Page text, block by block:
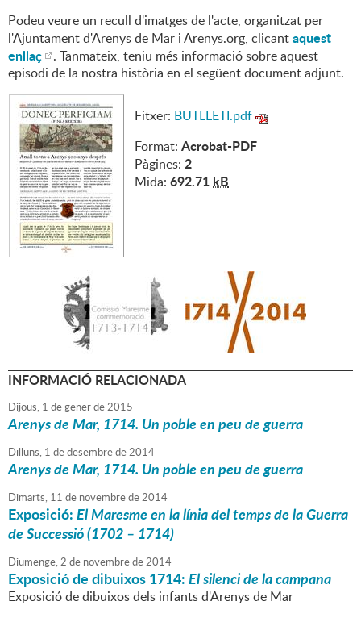
Podeu veure un recull d'imatges de l'acte, organitzat per
l'Ajuntament d'Arenys de Mar i Arenys.org, clicantaquest
enllaç
. Tanmateix, teniu més informació sobre aquest
episodi de la nostra història en el següent document adjunt.
Fitxer: BUTLLETI.pdf
Format: Acrobat-PDF
Pàgines: 2
Mida: 692.71 kB
INFORMACIÓ RELACIONADA
Dijous, 1 degenerde2015
Arenys de Mar, 1714. Un poble en peu de guerra
Dilluns, 1 dedesembrede2014
Arenys de Mar, 1714. Un poble en peu de guerra
Dimarts, 11 de novembrede2014
Exposició:El Maresme en la línia del temps de la Guerra
de Successió (1702 – 1714)
Diumenge,2 de novembrede2014
Exposició de dibuixos 1714:El silenci de la campana
Exposició de dibuixos dels infants d'Arenys de Mar